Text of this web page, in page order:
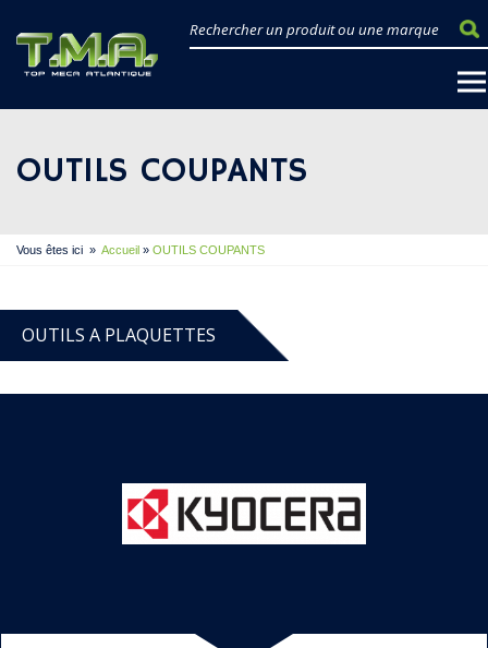
OUTILS COUPANTS
Vous êtes ici » Accueil » OUTILS COUPANTS
OUTILS A PLAQUETTES